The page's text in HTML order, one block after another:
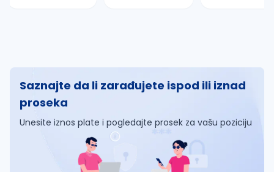
Saznajte da li zarađujete ispod ili iznad
proseka
Unesite iznos plate i pogledajte prosek za vašu poziciju